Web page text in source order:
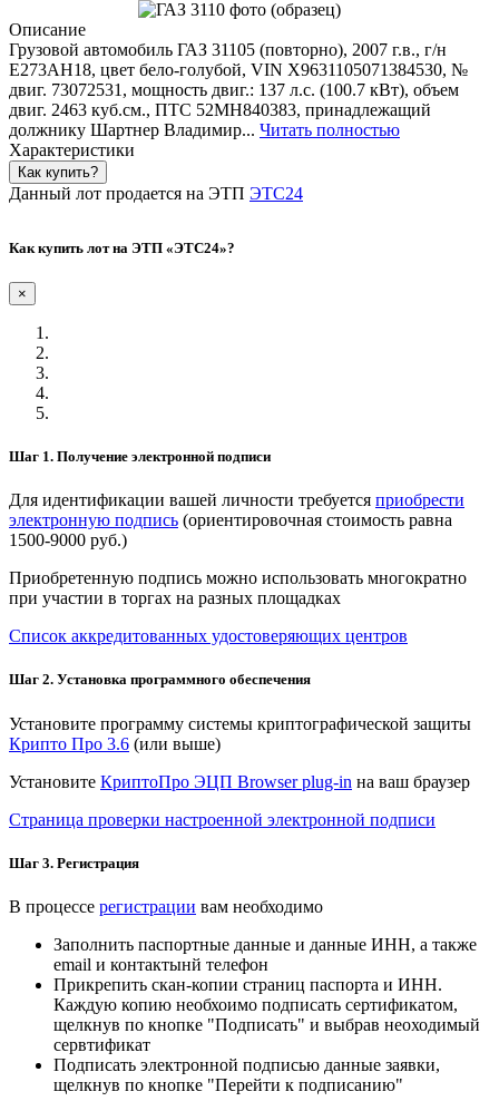
Описание
Грузовой автомобиль ГАЗ 31105 (повторно), 2007 г.в., г/н
Е273АН18, цвет бело-голубой, VIN X9631105071384530, №
двиг. 73072531, мощность двиг.: 137 л.с. (100.7 кВт), объем
двиг. 2463 куб.см., ПТС 52МН840383, принадлежащий
должнику Шартнер Владимир... Читать полностью
Характеристики
Как купить?
Данный лот продается на ЭТП ЭТС24
Как купить лот на ЭТП «ЭТС24»?
×
Шаг 1. Получение электронной подписи
Для идентификации вашей личности требуется приобрести
электронную подпись (ориентировочная стоимость равна
1500-9000 руб.)
Приобретенную подпись можно использовать многократно
при участии в торгах на разных площадках
Список аккредитованных удостоверяющих центров
Шаг 2. Установка программного обеспечения
Установите программу системы криптографической защиты
Крипто Про 3.6 (или выше)
Установите КриптоПро ЭЦП Browser plug-in на ваш браузер
Страница проверки настроенной электронной подписи
Шаг 3. Регистрация
В процессе регистрации вам необходимо
Заполнить паспортные данные и данные ИНН, а также
email и контактынй телефон
Прикрепить скан-копии страниц паспорта и ИНН.
Каждую копию необхоимо подписать сертификатом,
щелкнув по кнопке "Подписать" и выбрав неоходимый
сервтификат
Подписать электронной подписью данные заявки,
щелкнув по кнопке "Перейти к подписанию"